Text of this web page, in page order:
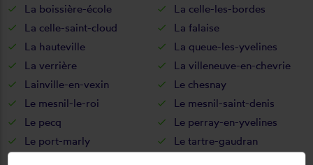
La boissière-école
La celle-les-bordes
La celle-saint-cloud
La falaise
La hauteville
La queue-les-yvelines
La verrière
La villeneuve-en-chevrie
Lainville-en-vexin
Le chesnay
Le mesnil-le-roi
Le mesnil-saint-denis
Le pecq
Le perray-en-yvelines
Le port-marly
Le tartre-gaudran